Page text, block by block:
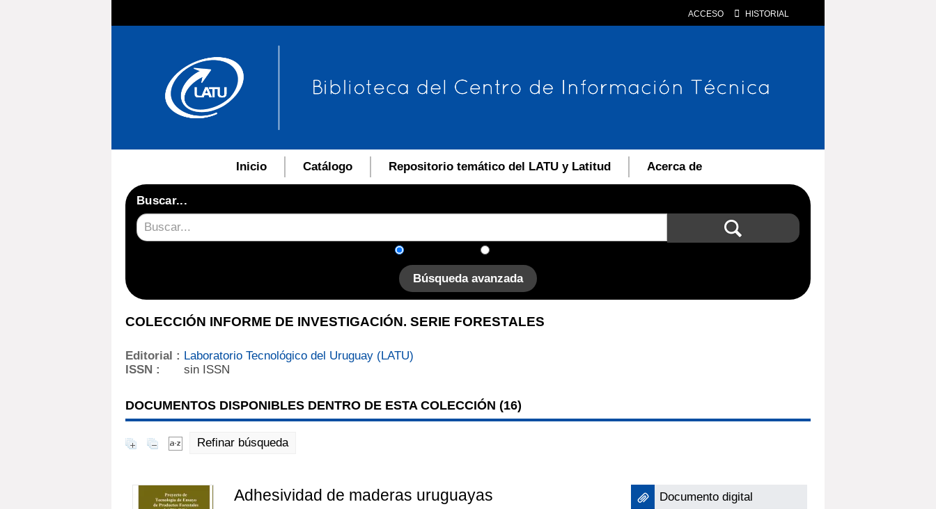
ACCESO HISTORIAL
Inicio Catálogo Repositorio temático del LATU y Latitud Acerca de
Buscar...
Búsqueda avanzada
COLECCIÓN INFORME DE INVESTIGACIÓN. SERIE FORESTALES
Editorial : Laboratorio Tecnológico del Uruguay (LATU)
ISSN :
sin ISSN
DOCUMENTOS DISPONIBLES DENTRO DE ESTA COLECCIÓN (16)
Refinar búsqueda
Adhesividad de maderas uruguayas Documento digital